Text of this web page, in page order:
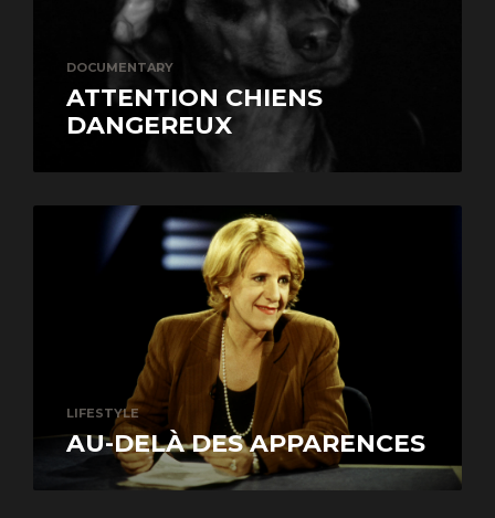
DOCUMENTARY
ATTENTION CHIENS
DANGEREUX
LIFESTYLE
AU-DELÀ DES APPARENCES